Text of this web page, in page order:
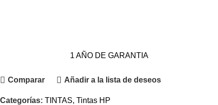
1 AÑO DE GARANTIA
Comparar Añadir a la lista de deseos
Categorías: TINTAS, Tintas HP